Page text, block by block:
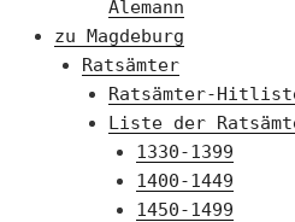
Alemann
zu Magdeburg
Ratsämter
Ratsämter-
Liste der
1330-1399
1400-1449
1450-1499